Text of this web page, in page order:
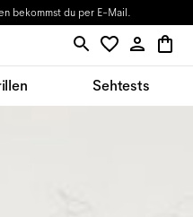
bekommst du per E-Mail.
Sehtests